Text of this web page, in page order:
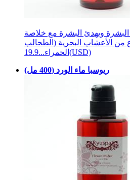
ويهدئ البشرة مع خلاصة
من الأعشاب البحرية (الطحالب
الحمراء... 19.9(USD)
ريوسبا ماء الورد (400 مل)